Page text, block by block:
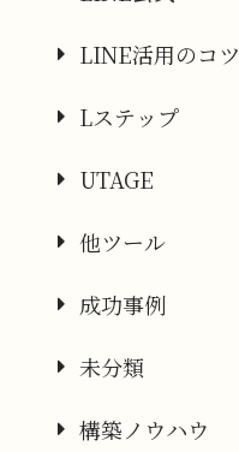
LINE活用のコツ
Lステップ
UTAGE
他ツール
成功事例
未分類
構築ノウハウ